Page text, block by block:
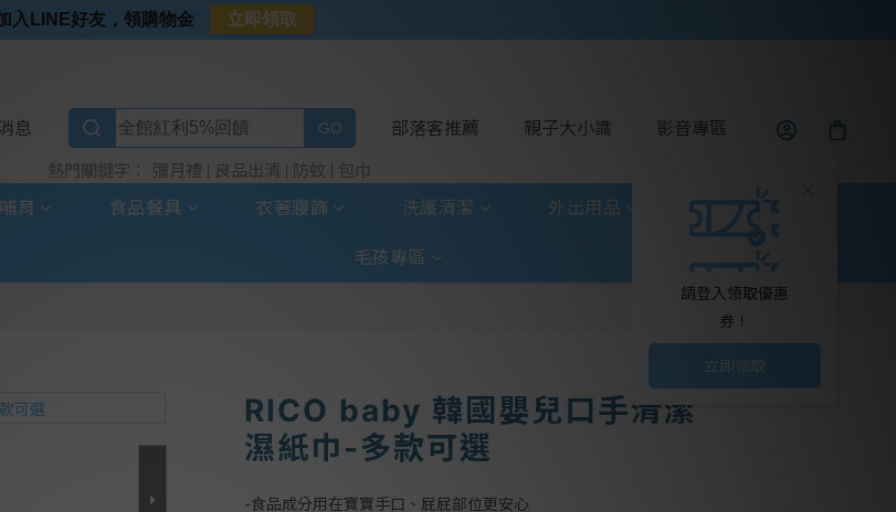
⭐加入LINE好友⭐
⭐超取選全家⭐滿$888贈霜淇淋禮物卡
息
熱門關鍵字： 彌月禮 良品出清 防蚊 包巾
部落客推薦 親子大小識 影音專區
請登入領取優惠
券！
立即領取
育 食品餐具 衣著寢飾 洗護清潔 外出用品 玩具童書
毛孩專區
RICO baby 韓國嬰兒口手清潔
濕紙巾-多款可選
-食品成分用在寶寶手口、屁屁部位更安心
入LINE好友，領購物金 立即領取